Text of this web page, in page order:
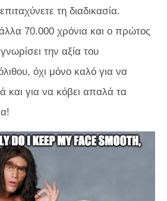
τη διαδικασία.
70.000 χρόνια και ο πρώτος
την αξία του
όχι μόνο καλό για να
και για να κόβει απαλά τα